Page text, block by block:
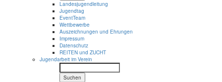
Landesjugendleitung
Jugendtag
EventTeam
Wettbewerbe
Auszeichnungen und Ehrungen
Impressum
Datenschutz
REITEN und ZUCHT
Jugendarbeit im Verein
Suchen